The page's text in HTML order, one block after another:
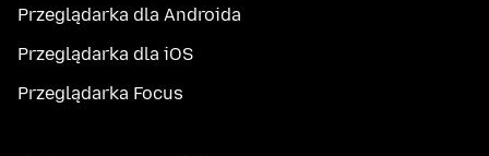
Przeglądarka dla Androida
Przeglądarka dla iOS
Przeglądarka Focus